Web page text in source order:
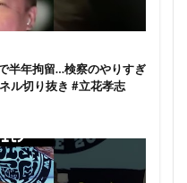
半年拘留…検察のやりすぎ
ル切り抜き #立花孝志